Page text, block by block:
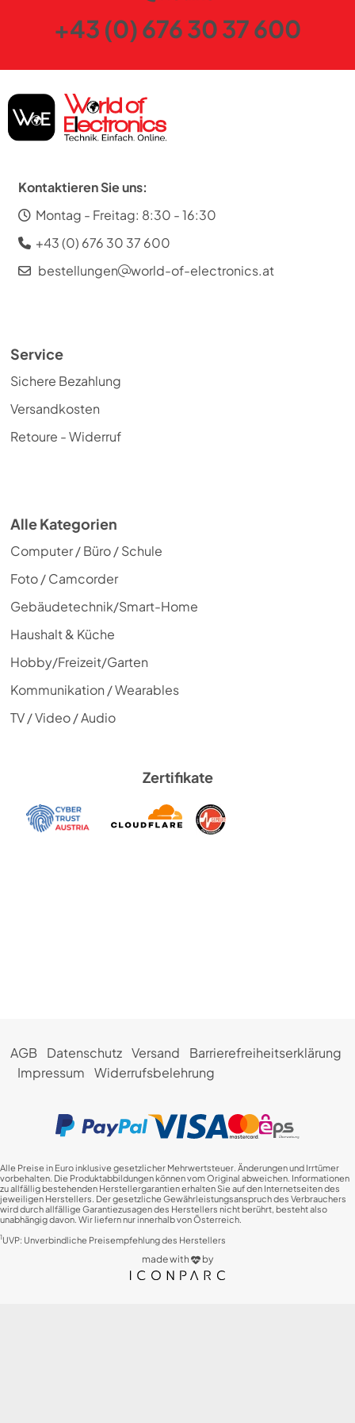
+43 (0) 676 30 37 600
Kontaktieren Sie uns:
Montag - Freitag: 8:30 - 16:30
+43 (0) 676 30 37 600
bestellungen
world-of-electronics.at
Service
Sichere Bezahlung
Versandkosten
Retoure - Widerruf
Alle Kategorien
Computer / Büro / Schule
Foto / Camcorder
Gebäudetechnik/Smart-Home
Haushalt & Küche
Hobby/Freizeit/Garten
Kommunikation / Wearables
TV / Video / Audio
Zertifikate
AGB Datenschutz Versand
Barrierefreiheitserklärung
Impressum
Widerrufsbelehrung
Alle Preise in Euro inklusive gesetzlicher Mehrwertsteuer. Änderungen und Irrtümer
vorbehalten. Die Produktabbildungen können vom Original abweichen. Informationen
zu allfällig bestehenden Herstellergarantien erhalten Sie auf den Internetseiten des
jeweiligen Herstellers. Der gesetzliche Gewährleistungsanspruch des Verbrauchers
wird durch allfällige Garantiezusagen des Herstellers nicht berührt, besteht also
unabhängig davon. Wir liefern nur innerhalb von Österreich.
1UVP: Unverbindliche Preisempfehlung des Herstellers
made with by